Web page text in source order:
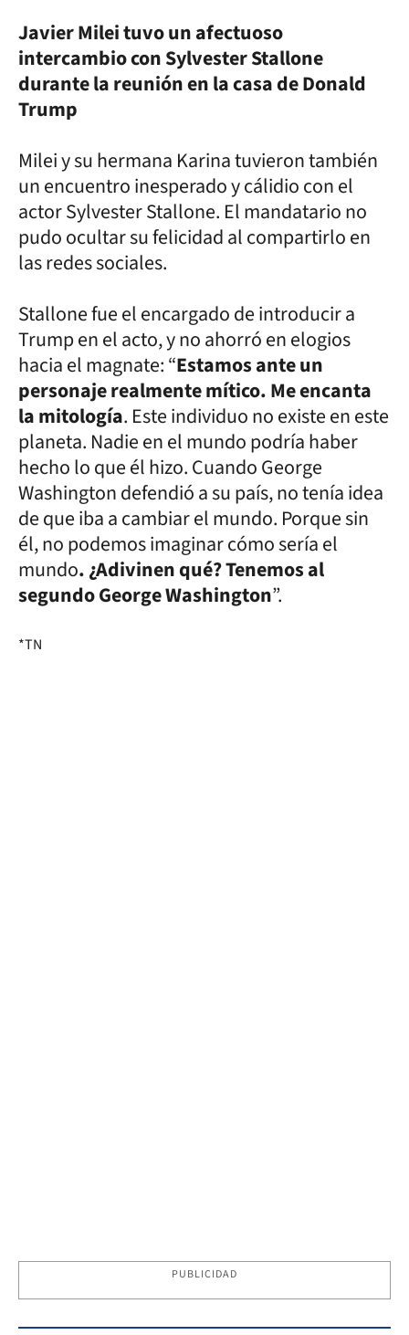
Javier Milei tuvo un afectuoso
intercambio con Sylvester Stallone
durante la reunión en la casa de Donald
Trump
Milei y su hermana Karina tuvieron también
un encuentro inesperado y cálidio con el
actor Sylvester Stallone. El mandatario no
pudo ocultar su felicidad al compartirlo en
las redes sociales.
Stallone fue el encargado de introducir a
Trump en el acto, y no ahorró en elogios
hacia el magnate: “Estamos ante un
personaje realmente mítico. Me encanta
la mitología. Este individuo no existe en este
planeta. Nadie en el mundo podría haber
hecho lo que él hizo. Cuando George
Washington defendió a su país, no tenía idea
de que iba a cambiar el mundo. Porque sin
él, no podemos imaginar cómo sería el
mundo. ¿Adivinen qué? Tenemos al
segundo George Washington”.
*TN
PUBLICIDAD